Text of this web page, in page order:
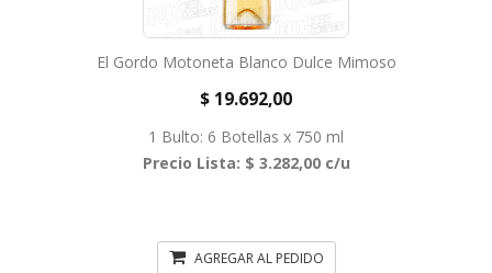
El Gordo Motoneta Blanco Dulce Mimoso
$ 19.692,00
1 Bulto: 6 Botellas x 750 ml
Precio Lista: $ 3.282,00 c/u
AGREGAR AL PEDIDO